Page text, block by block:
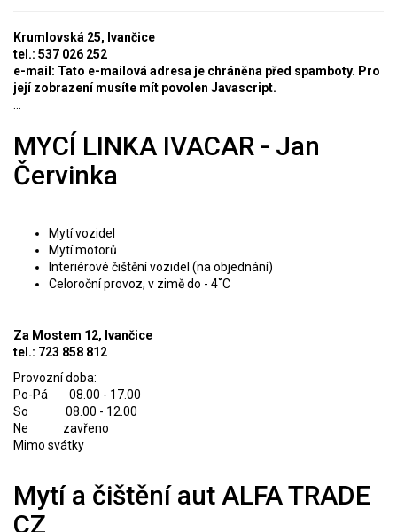
Krumlovská 25, Ivančice
tel.: 537 026 252
e-mail: Tato e-mailová adresa je chráněna před spamboty. Pro
její zobrazení musíte mít povolen Javascript.
MYCÍ LINKA IVACAR - Jan
Červinka
Mytí vozidel
Mytí motorů
Interiérové čištění vozidel (na objednání)
Celoroční provoz, v zimě do - 4˚C
Za Mostem 12, Ivančice
tel.: 723 858 812
Provozní doba:
Po-Pá 08.00 - 17.00
So 08.00 - 12.00
Ne zavřeno
Mimo svátky
Mytí a čištění aut ALFA TRADE
CZ